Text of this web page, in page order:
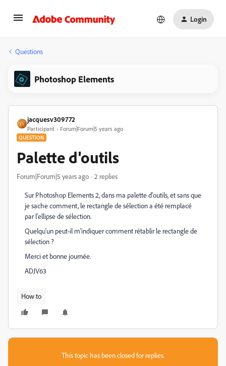
Login
Questions
Photoshop Elements
jacquesv309772
Participant Forum|Forum|5 years ago
QUESTION
Palette d'outils
Forum|Forum|5 years ago 2 replies
Sur Photoshop Elements 2, dans ma palette d'outils, et sans que
je sache comment, le rectangle de sélection a été remplacé
par l'ellipse de sélection.
Quelqu'un peut-il m'indiquer comment rétablir le rectangle de
sélection ?
Merci et bonne journée.
ADJV63
How to
This topic has been closed for replies.